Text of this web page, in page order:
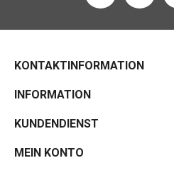
KONTAKTINFORMATION
INFORMATION
KUNDENDIENST
MEIN KONTO